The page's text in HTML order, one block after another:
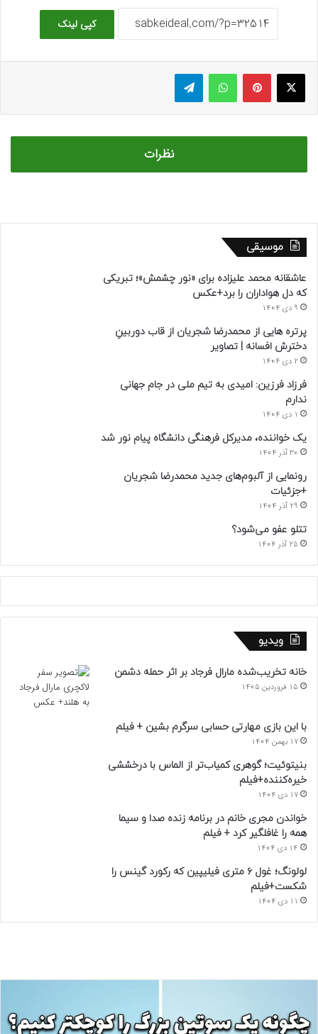
کپی لینک
ایکس پینتریستواتس آپ تلگرام
نظرات
موسیقی
عاشقانه محمد علیزاده برای «نور چشمش»؛ تبریکی
که دل هواداران را برد+عکس
9 دی 1404
پرتره هایی از محمدرضا شجریان از قاب دوربینِ
دخترش افسانه | تصاویر
2 دی 1404
فرزاد فرزین: امیدی به تیم ملی در جام جهانی
ندارم
1 دی 1404
یک خواننده، مدیرکل فرهنگی دانشگاه پیام نور شد
30 آذر 1404
رونمایی از آلبوم‌های جدید محمدرضا شجریان
+جزئیات
29 آذر 1404
تتلو عفو می‌شود؟
25 آذر 1404
ویدیو
خانه تخریب‌شده مارال فرجاد بر اثر حمله دشمن
15 فروردین 1405
با این بازی مهارتی حسابی سرگرم بشین + فیلم
17 بهمن 1404
بنیتوئیت؛ گوهری کمیاب‌تر از الماس با درخششی
خیره‌کننده+فیلم
17 دی 1404
خواندن مجری خانم در برنامه زنده صدا و سیما
همه را غافلگیر کرد + فیلم
14 دی 1404
لولونگ؛ غول ۶ متری فیلیپین که رکورد گینس را
شکست+فیلم
11 دی 1404